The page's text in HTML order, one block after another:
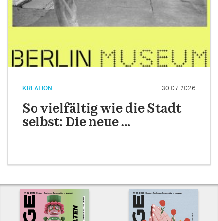
KREATION 30.07.2026
So vielfältig wie die Stadt
selbst: Die neue …